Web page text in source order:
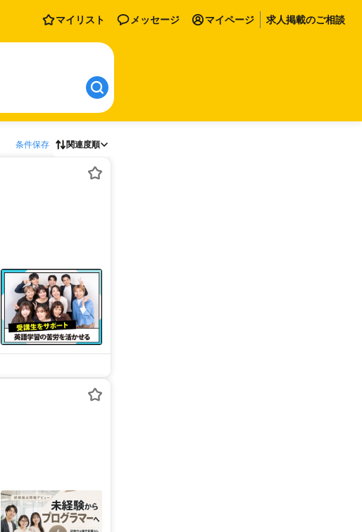
マイリスト メッセージ マイページ 求人掲載のご相談
条件保存 関連度順